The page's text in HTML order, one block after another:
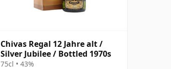
Chivas Regal 12 Jahre alt /
Silver Jubilee / Bottled 1970s
75cl • 43%